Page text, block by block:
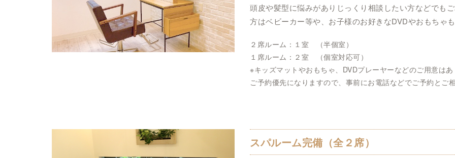
頭皮や髪型に悩みがありじっくり相談したい方などでも
方はベビーカー等や、お子様のお好きなDVDやおもちゃ
２席ルーム：１室 （半個室）
１席ルーム：２室 （個室対応可）
※キッズマットやおもちゃ、DVDプレーヤーなどのご用意は
ご予約優先になりますので、事前にお電話などでご予約とご
スパルーム完備（全２席）